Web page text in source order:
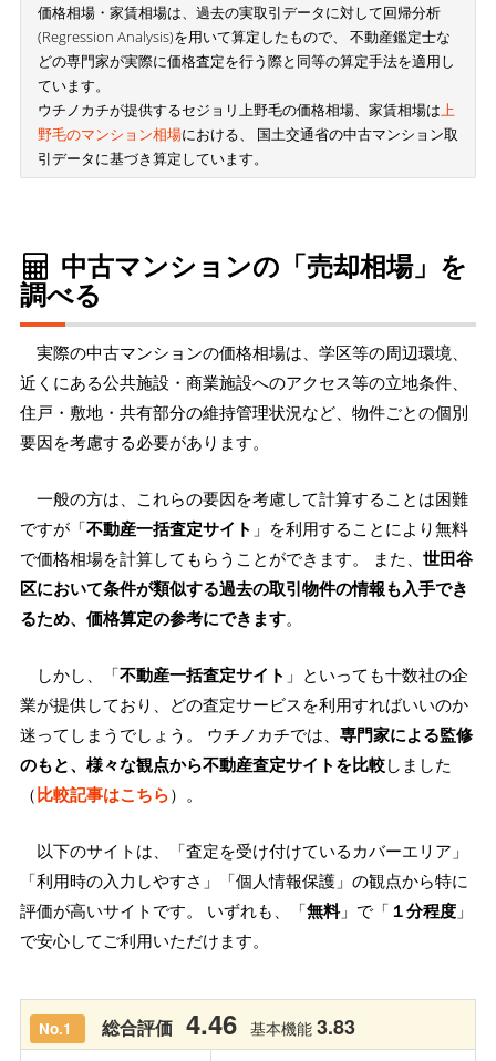
価格相場・家賃相場は、過去の実取引データに対して回帰分析
(Regression Analysis)を用いて算定したもので、 不動産鑑定士な
どの専門家が実際に価格査定を行う際と同等の算定手法を適用し
ています。
ウチノカチが提供するセジョリ上野毛の価格相場、家賃相場は上
野毛のマンション相場における、 国土交通省の中古マンション取
引データに基づき算定しています。
中古マンションの「売却相場」を
調べる
実際の中古マンションの価格相場は、学区等の周辺環境、
近くにある公共施設・商業施設へのアクセス等の立地条件、
住戸・敷地・共有部分の維持管理状況など、物件ごとの個別
要因を考慮する必要があります。
一般の方は、これらの要因を考慮して計算することは困難
ですが「不動産一括査定サイト 」を利用することにより無料
で価格相場を計算してもらうことができます。 また、 世田谷
区において条件が類似する過去の取引物件の情報も入手でき
るため、価格算定の参考にできます。
しかし、「不動産一括査定サイト 」といっても十数社の企
業が提供しており、どの査定サービスを利用すればいいのか
迷ってしまうでしょう。 ウチノカチでは、 専門家による監修
のもと、様々な観点から不動産査定サイトを比較しました
（比較記事はこちら）。
以下のサイトは、「査定を受け付けているカバーエリア」
「利用時の入力しやすさ」「個人情報保護」の観点から特に
評価が高いサイトです。 いずれも、「無料」で「 １分程度 」
で安心してご利用いただけます。